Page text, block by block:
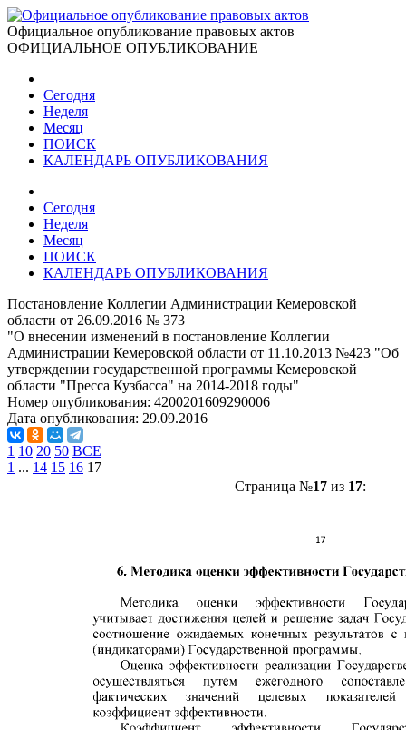
Официальное опубликование правовых актов
ОФИЦИАЛЬНОЕ ОПУБЛИКОВАНИЕ
Сегодня
Неделя
Месяц
ПОИСК
КАЛЕНДАРЬ ОПУБЛИКОВАНИЯ
Сегодня
Неделя
Месяц
ПОИСК
КАЛЕНДАРЬ ОПУБЛИКОВАНИЯ
Постановление Коллегии Администрации Кемеровской
области от 26.09.2016 № 373
"О внесении изменений в постановление Коллегии
Администрации Кемеровской области от 11.10.2013 №423 "Об
утверждении государственной программы Кемеровской
области "Пресса Кузбасса" на 2014-2018 годы"
Номер опубликования: 4200201609290006
Дата опубликования: 29.09.2016
1 10 20 50 ВСЕ
1 ... 14 15 16 17
Страница №17из 17: